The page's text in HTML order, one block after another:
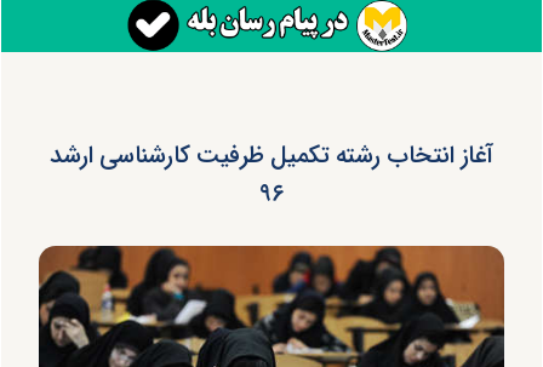
آغاز انتخاب رشته تکمیل ظرفیت کارشناسی ارشد
۹۶